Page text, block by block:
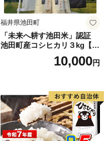
福井県池田町
「未来へ耕す池田米」認証
池田町産コシヒカリ３kg【お
1人様につき３セットまで】
10,000円